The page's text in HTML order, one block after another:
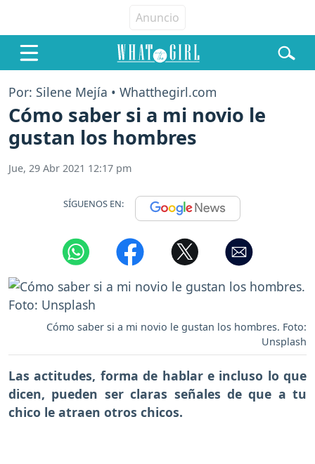
Por: Silene Mejía • Whatthegirl.com
Cómo saber si a mi novio le
gustan los hombres
Jue, 29 Abr 2021 12:17 pm
SÍGUENOS EN:
Cómo saber si a mi novio le gustan los hombres. Foto:
Unsplash
Las actitudes, forma de hablar e incluso lo que
dicen, pueden ser claras señales de que a tu
chico le atraen otros chicos.